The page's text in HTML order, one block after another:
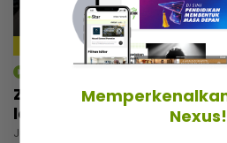
Zizan Razak rancang
lawak, beri bayangan
Jumaat, 07 Ogos 2026 7:30 PM
Nexus!